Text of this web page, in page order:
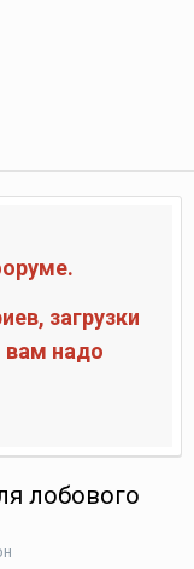
загрузки
вам надо
лобового